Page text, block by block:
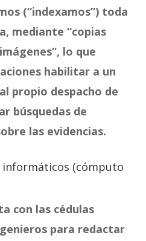
(“indexamos”) toda
mediante “copias
lo que
habilitar a un
propio despacho de
búsquedas de
las evidencias.
informáticos (cómputo
con las cédulas
para redactar